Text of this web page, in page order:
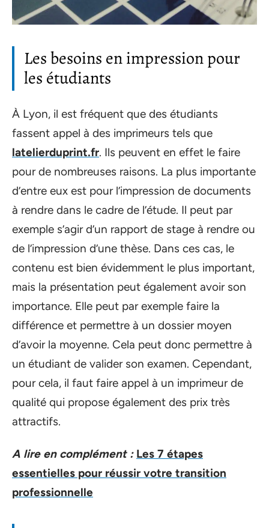
Les besoins en impression pour
les étudiants
À Lyon, il est fréquent que des étudiants
fassent appel à des imprimeurs tels que
latelierduprint.fr. Ils peuvent en effet le faire
pour de nombreuses raisons. La plus importante
d’entre eux est pour l’impression de documents
à rendre dans le cadre de l’étude. Il peut par
exemple s’agir d’un rapport de stage à rendre ou
de l’impression d’une thèse. Dans ces cas, le
contenu est bien évidemment le plus important,
mais la présentation peut également avoir son
importance. Elle peut par exemple faire la
différence et permettre à un dossier moyen
d’avoir la moyenne. Cela peut donc permettre à
un étudiant de valider son examen. Cependant,
pour cela, il faut faire appel à un imprimeur de
qualité qui propose également des prix très
attractifs.
A lire en complément : Les 7 étapes
essentielles pour réussir votre transition
professionnelle